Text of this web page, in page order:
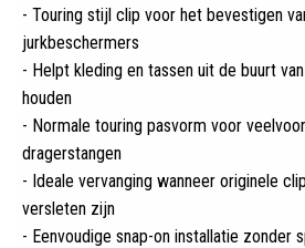
- Touring stijl clip voor het bevestigen
jurkbeschermers
- Helpt kleding en tassen uit de buurt
houden
- Normale touring pasvorm voor
dragerstangen
- Ideale vervanging wanneer originele
versleten zijn
- Eenvoudige snap-on installatie zonder